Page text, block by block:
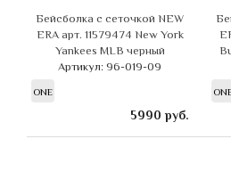
Бейсболка с сеточкой NEW
ERA арт. 11579474 New York
Yankees MLB черный
Артикул: 96-019-09
ONE
5990 руб.